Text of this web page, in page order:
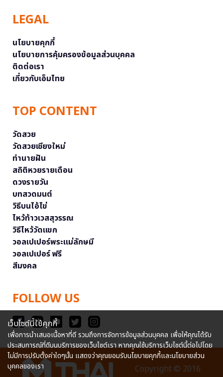
LEGAL
นโยบายคุกกี้
นโยบายการคุ้มครองข้อมูลส่วนบุคคล
ติดต่อเรา
เกี่ยวกับเอ็มไทย
TOP CONTENT
วัดสวย
วัดสวยเชียงใหม่
ทำนายฝัน
สถิติหวยรายเดือน
ดวงรายวัน
บทสวดมนต์
วิธีบนไอ้ไข่
ไหว้ท้าวเวสสุวรรณ
วิธีไหว้วัดแขก
วอลเปเปอร์พระแม่ลักษมี
วอลเปเปอร์ ฟรี
สีมงคล
FOLLOW US
Copyright © 2016
เว็บไซต์นี้ใช้คุกกี้
เพื่อการนำเสนอเนื้อหาที่ดี รวมถึงการจัดการข้อมูลส่วนบุคคล เพื่อให้คุณได้รับ
ประสบการณ์ที่ดีบนบริการของเว็บไซต์เรา หากคุณใช้บริการเว็บไซต์นี้ต่อไปโดย
ไม่มีการปรับตั้งค่าใดๆนั้น แสดงว่าคุณยอมรับนโยบายคุกกี้และนโยบายส่วน
บุคคลของเรา